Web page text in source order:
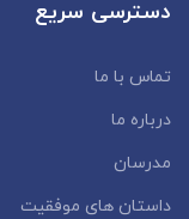
دسترسی سریع
تماس با ما
درباره ما
مدرسان
داستان‌ های موفقیت